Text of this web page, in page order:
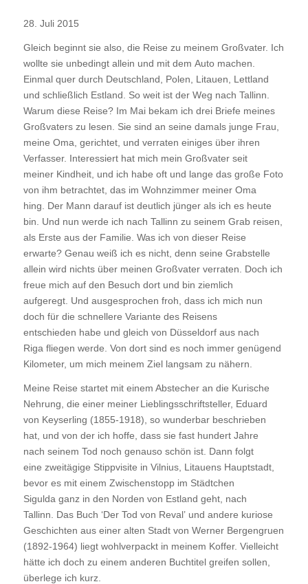
28. Juli 2015
Gleich beginnt sie also, die Reise zu meinem Großvater. Ich
wollte sie unbedingt allein und mit dem Auto machen.
Einmal quer durch Deutschland, Polen, Litauen, Lettland
und schließlich Estland. So weit ist der Weg nach Tallinn.
Warum diese Reise? Im Mai bekam ich drei Briefe meines
Großvaters zu lesen. Sie sind an seine damals junge Frau,
meine Oma, gerichtet, und verraten einiges über ihren
Verfasser. Interessiert hat mich mein Großvater seit
meiner Kindheit, und ich habe oft und lange das große Foto
von ihm betrachtet, das im Wohnzimmer meiner Oma
hing. Der Mann darauf ist deutlich jünger als ich es heute
bin. Und nun werde ich nach Tallinn zu seinem Grab reisen,
als Erste aus der Familie. Was ich von dieser Reise
erwarte? Genau weiß ich es nicht, denn seine Grabstelle
allein wird nichts über meinen Großvater verraten. Doch ich
freue mich auf den Besuch dort und bin ziemlich
aufgeregt. Und ausgesprochen froh, dass ich mich nun
doch für die schnellere Variante des Reisens
entschieden habe und gleich von Düsseldorf aus nach
Riga fliegen werde. Von dort sind es noch immer genügend
Kilometer, um mich meinem Ziel langsam zu nähern.
Meine Reise startet mit einem Abstecher an die Kurische
Nehrung, die einer meiner Lieblingsschriftsteller, Eduard
von Keyserling (1855-1918), so wunderbar beschrieben
hat, und von der ich hoffe, dass sie fast hundert Jahre
nach seinem Tod noch genauso schön ist. Dann folgt
eine zweitägige Stippvisite in Vilnius, Litauens Hauptstadt,
bevor es mit einem Zwischenstopp im Städtchen
Sigulda ganz in den Norden von Estland geht, nach
Tallinn. Das Buch ‘Der Tod von Reval’ und andere kuriose
Geschichten aus einer alten Stadt von Werner Bergengruen
(1892-1964) liegt wohlverpackt in meinem Koffer. Vielleicht
hätte ich doch zu einem anderen Buchtitel greifen sollen,
überlege ich kurz.